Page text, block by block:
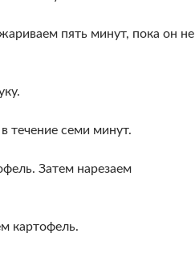
пять минут, пока он не
течение семи минут.
Затем нарезаем
картофель.